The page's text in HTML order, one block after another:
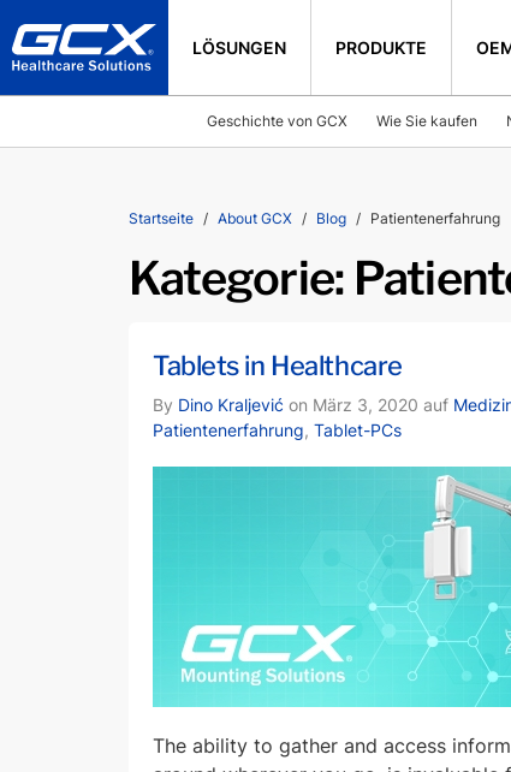
LÖSUNGEN PRODUKTE
Geschichte von GCX Wie Sie kaufen
Startseite About GCX Blog Patientenerfahrung
Kategorie:
Tablets in Healthcare
By Dino Kraljević on März 3, 2020 auf
Patientenerfahrung, Tablet-PCs
The ability to gather and access